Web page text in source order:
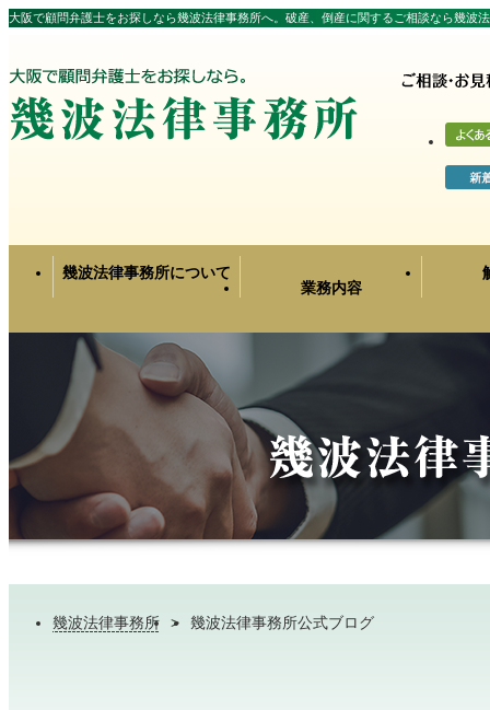
大阪で顧問弁護士をお探しなら幾波法律事務所へ。破産、倒産に関するご相談なら幾波
幾波法律事務所について
業務内容
幾波法律事務所 > 幾波法律事務所公式ブログ